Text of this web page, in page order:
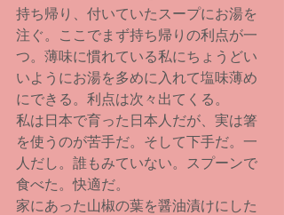
持ち帰り、付いていたスープにお湯を
注ぐ。ここでまず持ち帰りの利点が一
つ。薄味に慣れている私にちょうどい
いようにお湯を多めに入れて塩味薄め
にできる。利点は次々出てくる。
私は日本で育った日本人だが、実は箸
を使うのが苦手だ。そして下手だ。一
人だし。誰もみていない。スプーンで
食べた。快適だ。
家にあった山椒の葉を醤油漬けにした